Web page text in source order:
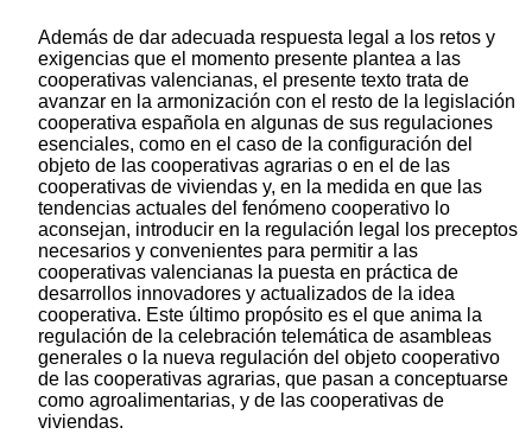
Además de dar adecuada respuesta legal a los retos y
exigencias que el momento presente plantea a las
cooperativas valencianas, el presente texto trata de
avanzar en la armonización con el resto de la legislación
cooperativa española en algunas de sus regulaciones
esenciales, como en el caso de la configuración del
objeto de las cooperativas agrarias o en el de las
cooperativas de viviendas y, en la medida en que las
tendencias actuales del fenómeno cooperativo lo
aconsejan, introducir en la regulación legal los preceptos
necesarios y convenientes para permitir a las
cooperativas valencianas la puesta en práctica de
desarrollos innovadores y actualizados de la idea
cooperativa. Este último propósito es el que anima la
regulación de la celebración telemática de asambleas
generales o la nueva regulación del objeto cooperativo
de las cooperativas agrarias, que pasan a conceptuarse
como agroalimentarias, y de las cooperativas de
viviendas.